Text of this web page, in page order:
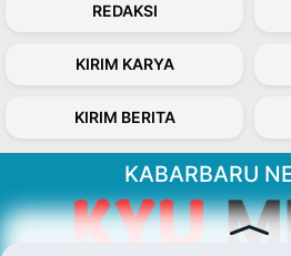
REDAKSI
KIRIM KARYA
KIRIM BERITA
KABARBARU